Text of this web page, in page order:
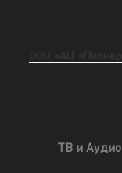
ТВ и Аудио